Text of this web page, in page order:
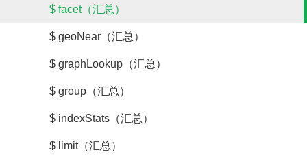
$ facet（汇总）
$ geoNear（汇总）
$ graphLookup（汇总）
$ group（汇总）
$ indexStats（汇总）
$ limit（汇总）